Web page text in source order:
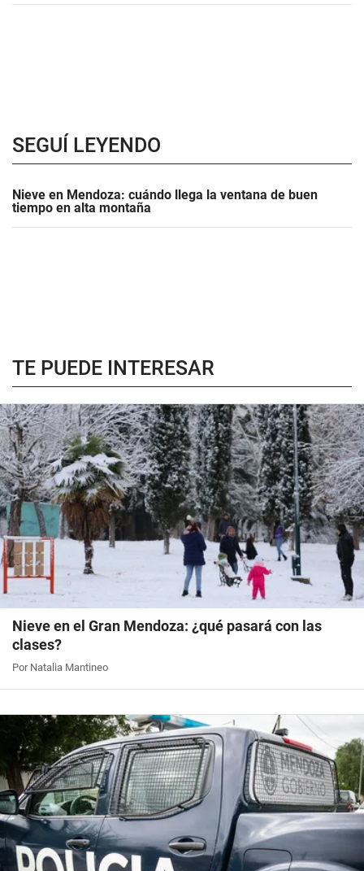
SEGUÍ LEYENDO
Nieve en Mendoza: cuándo llega la ventana de buen
tiempo en alta montaña
TE PUEDE INTERESAR
Nieve en el Gran Mendoza: ¿qué pasará con las
clases?
Por Natalia Mantineo